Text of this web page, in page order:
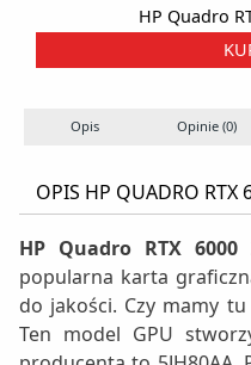
HP Quadro
Opis Opinie (0)
OPIS HP QUADRO RTX
HP Quadro RTX 6000
popularna karta
do jakości. Czy mamy tu
Ten model GPU